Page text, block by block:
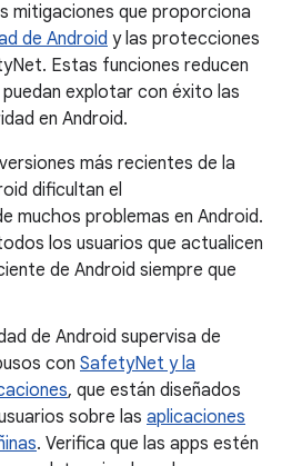
mitigaciones que proporciona
de Android y las protecciones
Estas funciones reducen
explotar con éxito las
en Android.
más recientes de la
dificultan el
muchos problemas en Android.
los usuarios que actualicen
de Android siempre que
de Android supervisa de
con SafetyNet y la
, que están diseñados
sobre las aplicaciones
. Verifica que las apps estén